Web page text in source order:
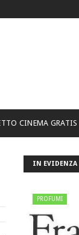
CINEMA GRATIS
IN EVIDENZA
PROFUMI